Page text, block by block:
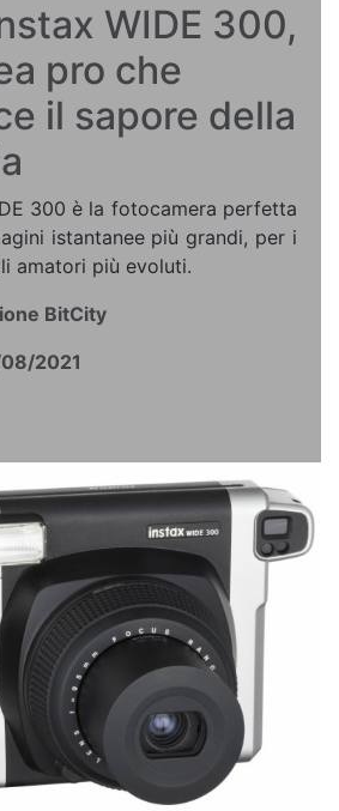
WIDE 300,
pro che
il sapore della
300 è la fotocamera perfetta
istantanee più grandi, per i
amatori più evoluti.
BitCity
2021